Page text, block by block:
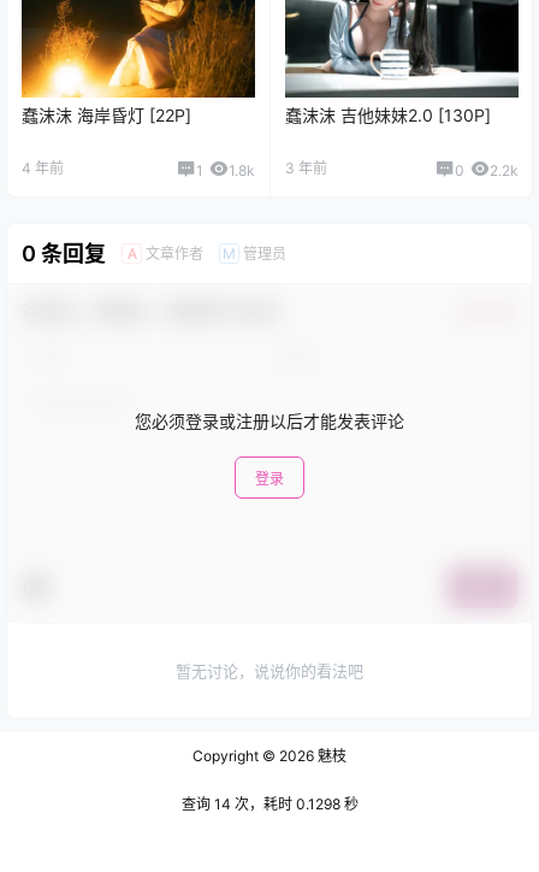
蠢沫沫 海岸昏灯 [22P]
4 年前 1 1.8k
蠢沫沫 吉他妹妹2.0 [130P]
3 年前 0 2.2k
0 条回复 A 文章作者 M 管理员
您必须登录或注册以后才能发表评论
登录
暂无讨论，说说你的看法吧
Copyright © 2026 魅枝
查询 14 次，耗时 0.1298 秒